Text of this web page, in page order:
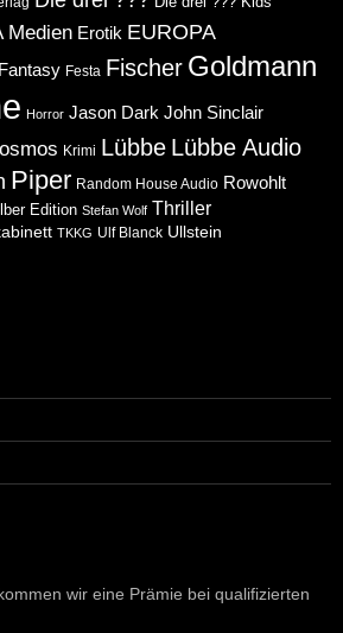
Medien Erotik EUROPA
Fantasy Festa Fischer Goldmann
Horror Jason Dark John Sinclair
Krimi Lübbe Lübbe Audio
Piper Random House Audio Rowohlt
Edition Stefan Wolf Thriller
TKKG Ulf Blanck Ullstein
wir eine Prämie bei qualifizierten